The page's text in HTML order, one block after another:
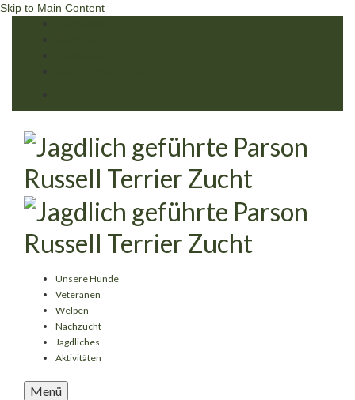
Skip to Main Content
Unsere Hunde
Veteranen
Welpen
Nachzucht
Jagdliches
Aktivitäten
Menü